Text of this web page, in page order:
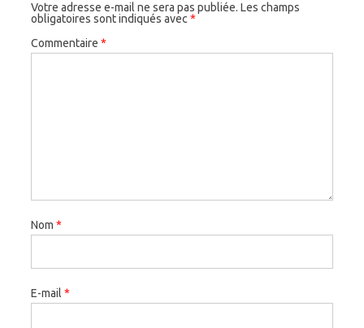
Votre adresse e-mail ne sera pas publiée. Les champs
obligatoires sont indiqués avec*
Commentaire *
Nom *
E-mail *